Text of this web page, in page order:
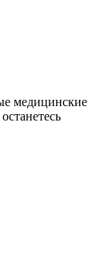
медицинские